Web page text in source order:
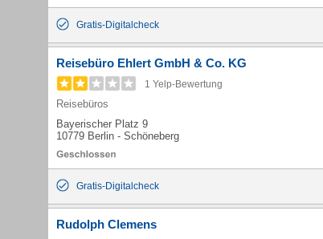
Gratis-Digitalcheck
Reisebüro Ehlert GmbH & Co. KG
1 Yelp-Bewertung
Reisebüros
Bayerischer Platz 9
10779 Berlin - Schöneberg
Gratis-Digitalcheck
Rudolph Clemens